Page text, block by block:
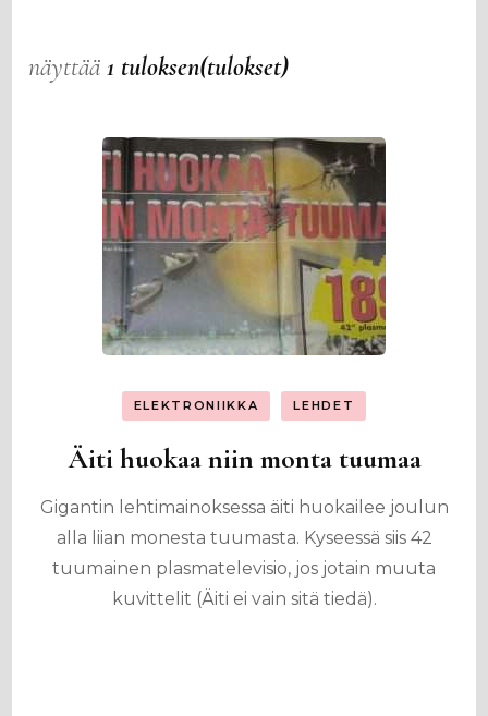
näyttää1 tuloksen(tulokset)
ELEKTRONIIKKA LEHDET
Äiti huokaa niin monta tuumaa
Gigantin lehtimainoksessa äiti huokailee joulun
alla liian monesta tuumasta. Kyseessä siis 42
tuumainen plasmatelevisio, jos jotain muuta
kuvittelit (Äiti ei vain sitä tiedä).